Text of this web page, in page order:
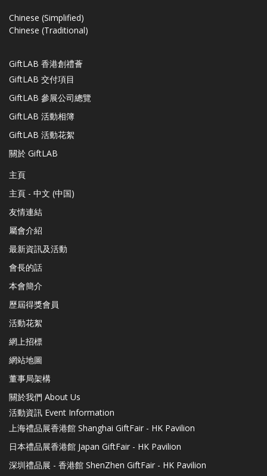
Chinese (Simplified)
Chinese (Traditional)
GiftLAB 香港創禮薈
GiftLAB 交付項目
GiftLAB 參展公司總覽
GiftLAB 活動相簿
GiftLAB 活動花絮
關於 GiftLAB
主頁
主頁 - 中文 (中国)
友情連結
屬會介紹
最新資訊及活動
會長的話
本會簡介
歷屆得獎會員
活動花絮
網上招標
網站地圖
董事局架構
關於我們 About Us
活動資訊 Event Information
上海禮品展香港館 Shanghai GiftFair - HK Pavilion
日本禮品展香港館 Japan GiftFair - HK Pavilion
深圳禮品展 - 香港館 ShenZhen GiftFair - HK Pavilion